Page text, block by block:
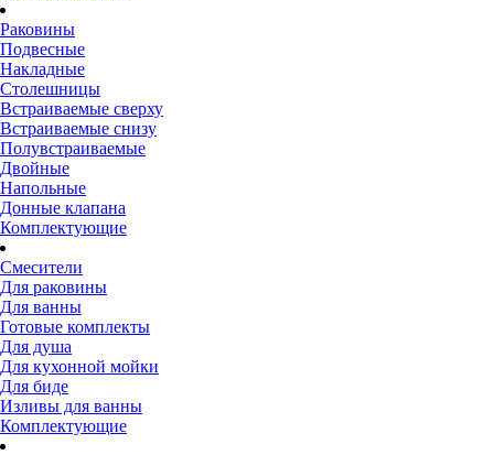
Раковины
Подвесные
Накладные
Столешницы
Встраиваемые сверху
Встраиваемые снизу
Полувстраиваемые
Двойные
Напольные
Донные клапана
Комплектующие
Смесители
Для раковины
Для ванны
Готовые комплекты
Для душа
Для кухонной мойки
Для биде
Изливы для ванны
Комплектующие